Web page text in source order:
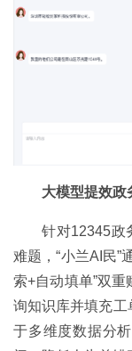
大模型提效政
针对12345政
难题，“小兰AI民”
索+自动填单”双
询知识库并填充工
于多维度数据分